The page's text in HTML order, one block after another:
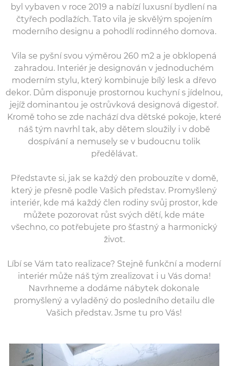
byl vybaven v roce 2019 a nabízí luxusní bydlení na
čtyřech podlažích. Tato vila je skvělým spojením
moderního designu a pohodlí rodinného domova.
Vila se pyšní svou výměrou 260 m2 a je obklopená
zahradou. Interiér je designován v jednoduchém
moderním stylu, který kombinuje bílý lesk a dřevo
dekor. Dům disponuje prostornou kuchyní s jídelnou,
jejíž dominantou je ostrůvková designová digestoř.
Kromě toho se zde nachází dva dětské pokoje, které
náš tým navrhl tak, aby dětem sloužily i v době
dospívání a nemusely se v budoucnu tolik
předělávat.
Představte si, jak se každý den probouzíte v domě,
který je přesně podle Vašich představ. Promyšlený
interiér, kde má každý člen rodiny svůj prostor, kde
můžete pozorovat růst svých dětí, kde máte
všechno, co potřebujete pro šťastný a harmonický
život.
Líbí se Vám tato realizace? Stejně funkční a moderní
interiér může náš tým zrealizovat i u Vás doma!
Navrhneme a dodáme nábytek dokonale
promyšlený a vyladěný do posledního detailu dle
Vašich představ. Jsme tu pro Vás!